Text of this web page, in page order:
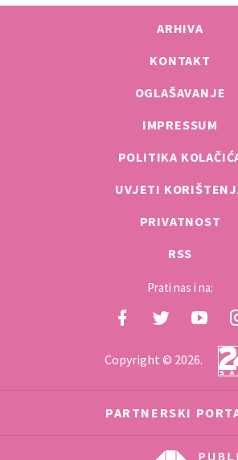
ARHIVA
KONTAKT
OGLAŠAVANJE
IMPRESSUM
POLITIKA
UVJETI
PRIVATNOST
RSS
Prati nas i na:
Copyright © 2026.
PARTNERSKI